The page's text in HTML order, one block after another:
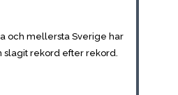
och mellersta Sverige har
slagit rekord efter rekord.